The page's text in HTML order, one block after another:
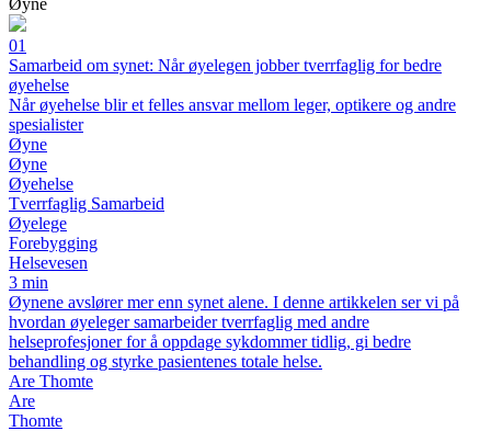
Øyne
01
Samarbeid om synet: Når øyelegen jobber tverrfaglig for bedre
øyehelse
Når øyehelse blir et felles ansvar mellom leger, optikere og andre
spesialister
Øyne
Øyne
Øyehelse
Tverrfaglig Samarbeid
Øyelege
Forebygging
Helsevesen
3 min
Øynene avslører mer enn synet alene. I denne artikkelen ser vi på
hvordan øyeleger samarbeider tverrfaglig med andre
helseprofesjoner for å oppdage sykdommer tidlig, gi bedre
behandling og styrke pasientenes totale helse.
Are Thomte
Are
Thomte